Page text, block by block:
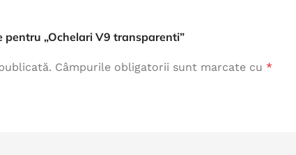
pentru „Ochelari V9 transparenti”
Câmpurile obligatorii sunt marcate cu *